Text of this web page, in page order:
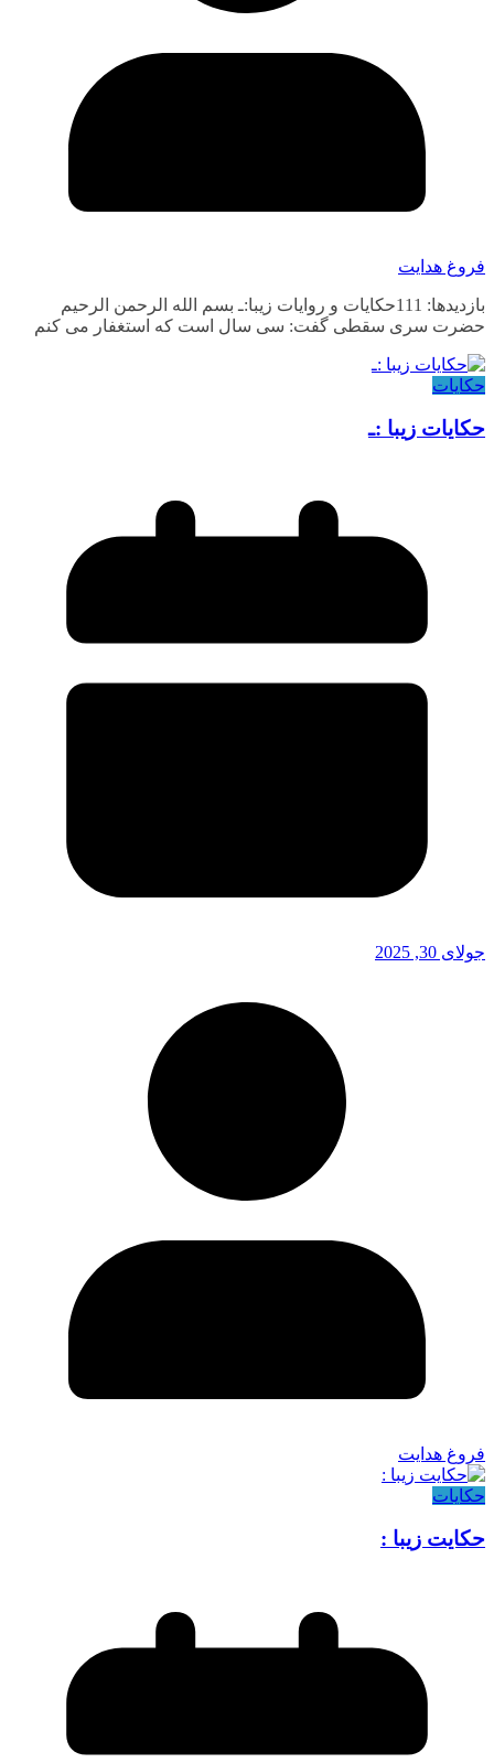
فروغ هدایت
بازدیدها: 111حکایات و روایات زیبا:ـ بسم الله الرحمن الرحیم
حضرت سری سقطی گفت: سی سال است که استغفار می کنم
حکایات
حکایات زیبا :ـ
جولای 30, 2025
فروغ هدایت
حکایات
حکایت زیبا :